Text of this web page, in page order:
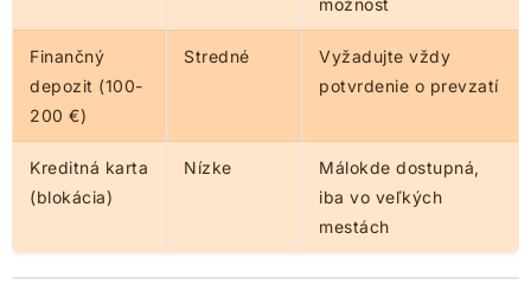
možnosť
Finančný
depozit (100-
200 €)
Stredné
Vyžadujte vždy
potvrdenie o prevzatí
Kreditná karta
(blokácia)
Nízke
Málokde dostupná,
iba vo veľkých
mestách